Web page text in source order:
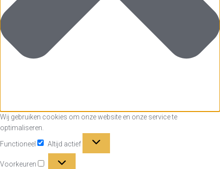
Wij gebruiken cookies om onze website en onze service te
optimaliseren.
Functioneel Altijd actief
Voorkeuren